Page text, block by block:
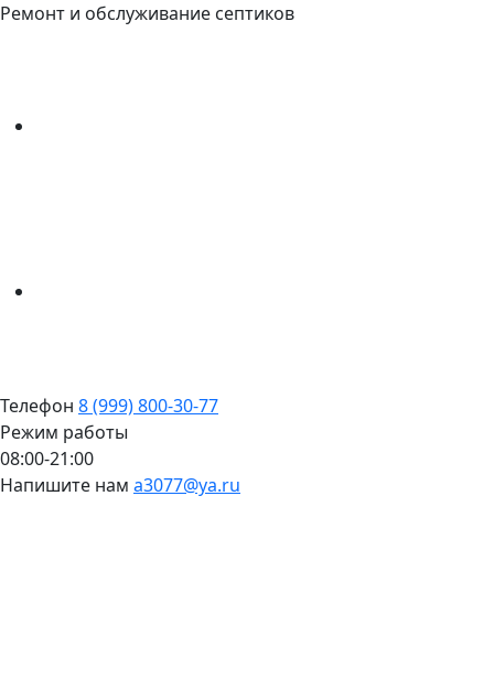
Ремонт и обслуживание септиков
Телефон 8 (999) 800-30-77
Режим работы
08:00-21:00
Напишите нам a3077@ya.ru